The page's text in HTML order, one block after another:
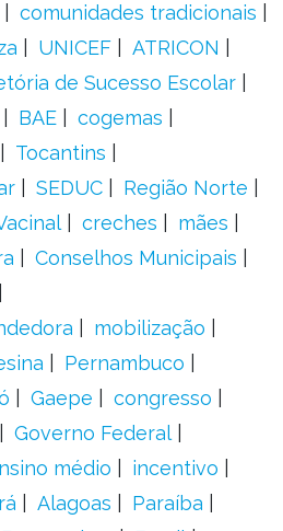
comunidades tradicionais
UNICEF
ATRICON
de Sucesso Escolar
BAE
cogemas
Tocantins
SEDUC
Região Norte
creches
mães
Conselhos Municipais
mobilização
Pernambuco
Gaepe
congresso
Governo Federal
médio
incentivo
Alagoas
Paraíba